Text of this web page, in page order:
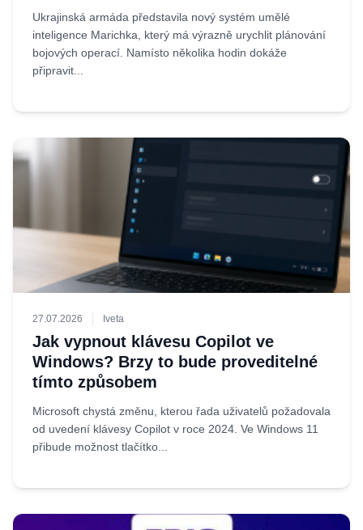
Ukrajinská armáda představila nový systém umělé
inteligence Marichka, který má výrazně urychlit plánování
bojových operací. Namísto několika hodin dokáže
připravit...
27.07.2026 Iveta
Jak vypnout klávesu Copilot ve
Windows? Brzy to bude proveditelné
tímto způsobem
Microsoft chystá změnu, kterou řada uživatelů požadovala
od uvedení klávesy Copilot v roce 2024. Ve Windows 11
přibude možnost tlačítko...